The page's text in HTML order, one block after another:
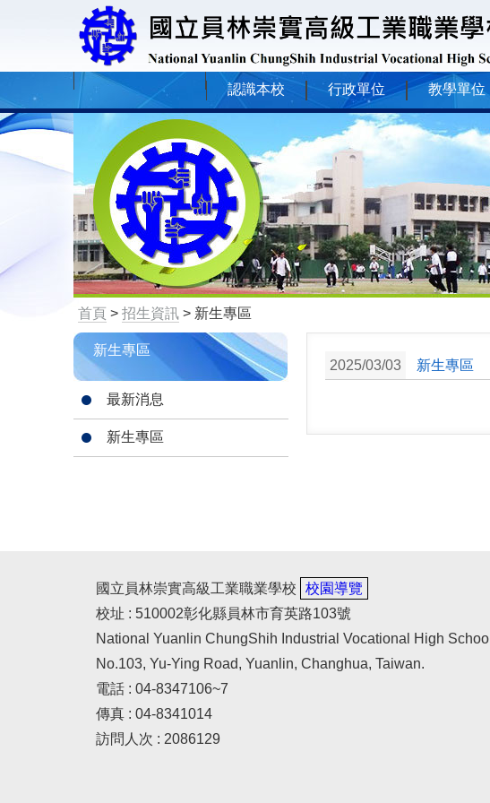
認識本校 行政單位 教學單位
首頁 > 招生資訊 > 新生專區
新生專區
最新消息
新生專區
2025/03/03 新生專區
國立員林崇實高級工業職業學校
校園導覽
校址 : 510002彰化縣員林市育英路103號
National Yuanlin ChungShih Industrial Vocational High School
No.103, Yu-Ying Road, Yuanlin, Changhua, Taiwan.
電話 : 04-8347106~7
傳真 : 04-8341014
訪問人次 : 2086129